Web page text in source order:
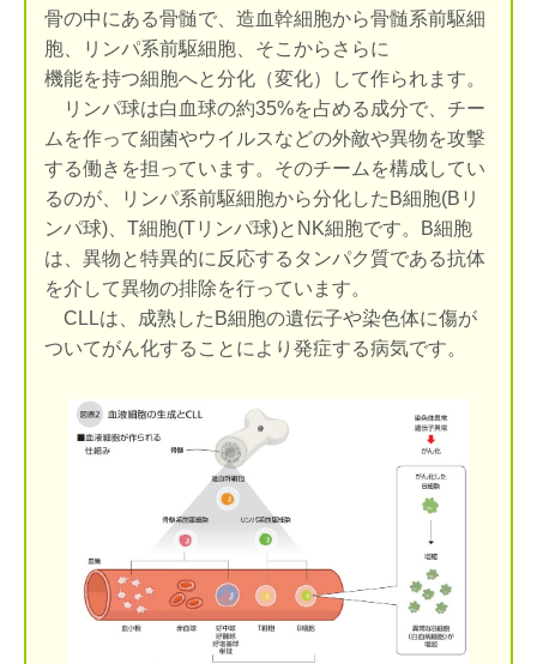
骨の中にある骨髄で、造血幹細胞から骨髄系前駆細
胞、リンパ系前駆細胞、そこからさらに
機能を持つ細胞へと分化（変化）して作られます。
リンパ球は白血球の約35%を占める成分で、チー
ムを作って細菌やウイルスなどの外敵や異物を攻撃
する働きを担っています。そのチームを構成してい
るのが、リンパ系前駆細胞から分化したB細胞(Bリ
ンパ球)、T細胞(Tリンパ球)とNK細胞です。B細胞
は、異物と特異的に反応するタンパク質である抗体
を介して異物の排除を行っています。
CLLは、成熟したB細胞の遺伝子や染色体に傷が
ついてがん化することにより発症する病気です。